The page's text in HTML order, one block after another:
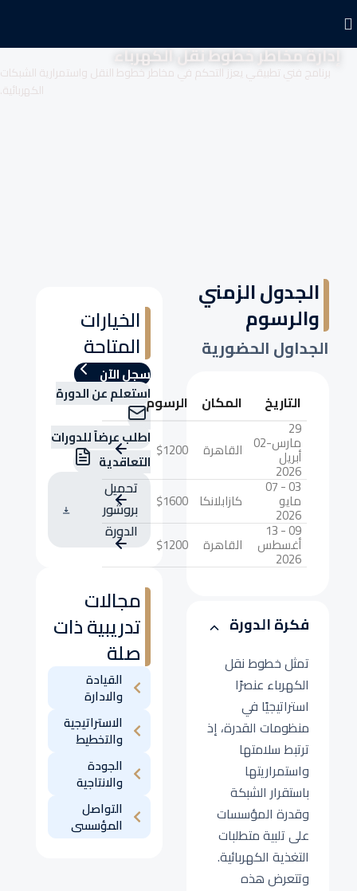
إدارة مخاطر خطوط نقل الكهرباء
برنامج فني تطبيقي يعزز التحكم في مخاطر خطوط النقل واستمرارية الشبكات
الكهربائية.
الخيارات
المتاحة
سجل الآن
استعلم عن الدورة
اطلب عرضاً للدورات
التعاقدية
تحميل
بروشور
الدورة
مجالات
تدريبية ذات
صلة
القيادة
والادارة
الاستراتيجية
والتخطيط
الجودة
والانتاجية
التواصل
المؤسسى
الجدول الزمني
والرسوم
الجداول الحضورية
التاريخ المكان الرسوم
29
مارس-02
أبريل
2026
القاهرة
$1200
03 - 07
مايو
2026
كازابلانكا $1600
09 - 13
أغسطس
2026
القاهرة $1200
فكرة الدورة
تمثل خطوط نقل
الكهرباء عنصرًا
استراتيجيًا في
منظومات القدرة، إذ
ترتبط سلامتها
واستمراريتها
باستقرار الشبكة
وقدرة المؤسسات
على تلبية متطلبات
التغذية الكهربائية.
وتتعرض هذه